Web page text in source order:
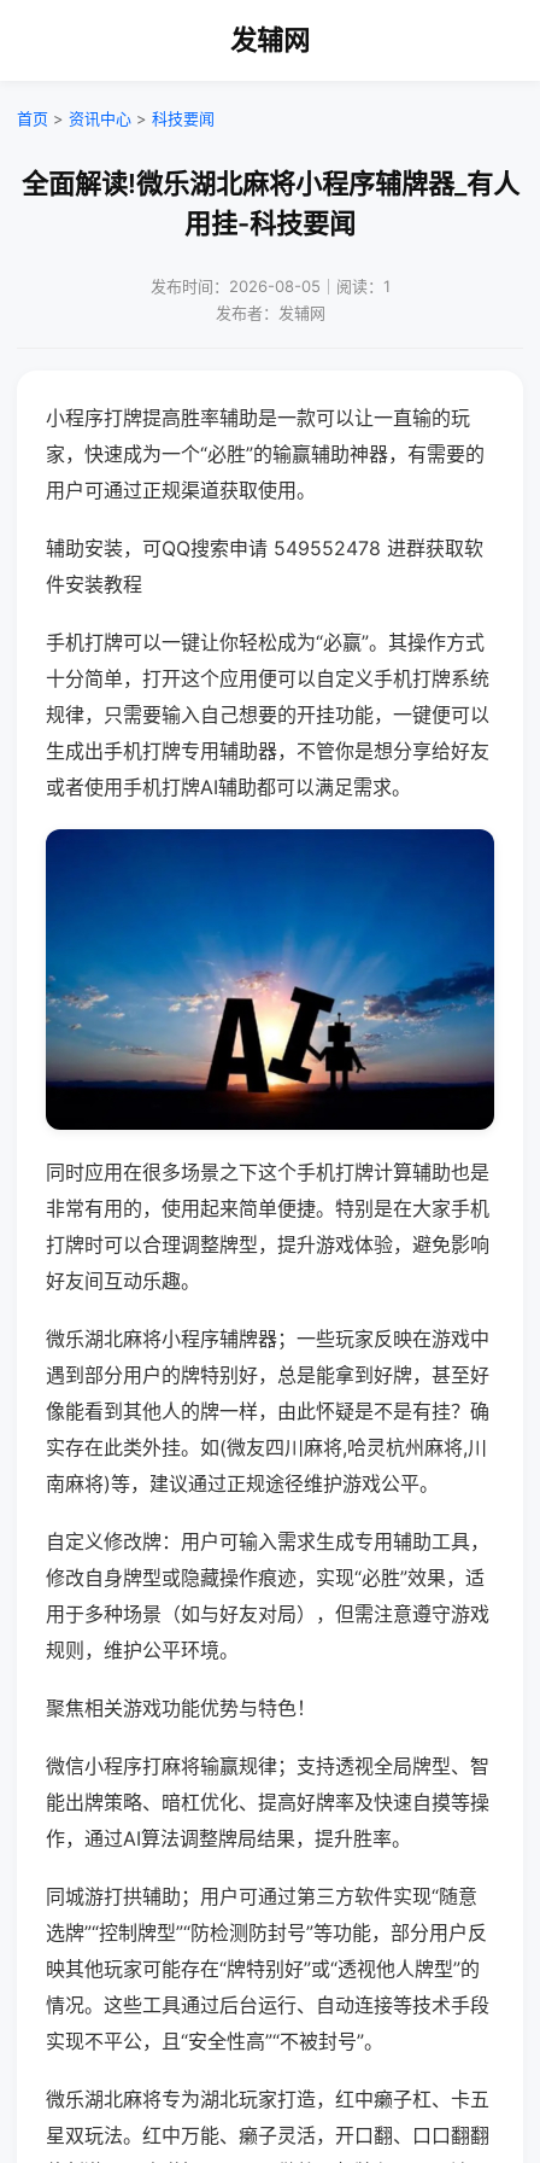
发辅网
首页 > 资讯中心 > 科技要闻
全面解读!微乐湖北麻将小程序辅牌器_有人
用挂-科技要闻
发布时间：2026-08-05｜阅读：1
发布者：发辅网
小程序打牌提高胜率辅助是一款可以让一直输的玩
家，快速成为一个“必胜”的输赢辅助神器，有需要的
用户可通过正规渠道获取使用。
辅助安装，可QQ搜索申请 549552478 进群获取软
件安装教程
手机打牌可以一键让你轻松成为“必赢”。其操作方式
十分简单，打开这个应用便可以自定义手机打牌系统
规律，只需要输入自己想要的开挂功能，一键便可以
生成出手机打牌专用辅助器，不管你是想分享给好友
或者使用手机打牌AI辅助都可以满足需求。
同时应用在很多场景之下这个手机打牌计算辅助也是
非常有用的，使用起来简单便捷。特别是在大家手机
打牌时可以合理调整牌型，提升游戏体验，避免影响
好友间互动乐趣。
微乐湖北麻将小程序辅牌器；一些玩家反映在游戏中
遇到部分用户的牌特别好，总是能拿到好牌，甚至好
像能看到其他人的牌一样，由此怀疑是不是有挂？确
实存在此类外挂。如(微友四川麻将,哈灵杭州麻将,川
南麻将)等，建议通过正规途径维护游戏公平。
自定义修改牌：用户可输入需求生成专用辅助工具，
修改自身牌型或隐藏操作痕迹，实现“必胜”效果，适
用于多种场景（如与好友对局），但需注意遵守游戏
规则，维护公平环境。
聚焦相关游戏功能优势与特色！
微信小程序打麻将输赢规律；支持透视全局牌型、智
能出牌策略、暗杠优化、提高好牌率及快速自摸等操
作，通过AI算法调整牌局结果，提升胜率。
同城游打拱辅助；用户可通过第三方软件实现“随意
选牌”“控制牌型”“防检测防封号”等功能，部分用户反
映其他玩家可能存在“牌特别好”或“透视他人牌型”的
情况。这些工具通过后台运行、自动连接等技术手段
实现不平公，且“安全性高”“不被封号”。
微乐湖北麻将专为湖北玩家打造，红中癞子杠、卡五
星双玩法。红中万能、癞子灵活，开口翻、口口翻翻